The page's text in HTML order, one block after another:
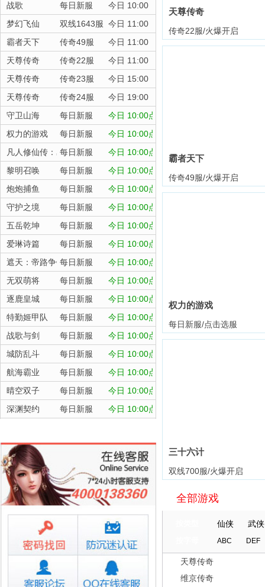
战歌
每日新服
今日 10:00
梦幻飞仙
双线1643服 今日 11:00
霸者天下
传奇49服
今日 11:00
天尊传奇
传奇22服
今日 11:00
天尊传奇
传奇23服
今日 15:00
天尊传奇
传奇24服
今日 19:00
守卫山海
每日新服
今日 10:00点
权力的游戏
每日新服
今日 10:00点
凡人修仙传：星海飞驰
每日新服
今日 10:00点
黎明召唤
每日新服
今日 10:00点
炮炮捕鱼
每日新服
今日 10:00点
守护之境
每日新服
今日 10:00点
五岳乾坤
每日新服
今日 10:00点
爱琳诗篇
每日新服
今日 10:00点
遮天：帝路争锋每日新服
今日 10:00点
无双萌将
每日新服
今日 10:00点
逐鹿皇城
每日新服
今日 10:00点
特勤姬甲队
每日新服
今日 10:00点
战歌与剑
每日新服
今日 10:00点
城防乱斗
每日新服
今日 10:00点
航海霸业
每日新服
今日 10:00点
晴空双子
每日新服
今日 10:00点
深渊契约
每日新服
今日 10:00点
正中靶心
每日新服
今日 10:00点
神兵奇迹
今日 10:00点
微乐捕鱼千炮版每日新服
今日 10:00点
帕瓦勇者传说
每日新服
今日 10:00点
群英风华录
今日 10:00点
小小仙王
今日 10:00点
少年名将
每日新服
今日 10:00点
寻龙英雄
今日 10:00点
天尊传奇
传奇22服/火爆开启
霸者天下
传奇49服/火爆开启
权力的游戏
每日新服/点击选服
三十六计
双线700服/火爆开启
全部游戏
仙侠 武侠
ABC DEF
天尊传奇
维京传奇